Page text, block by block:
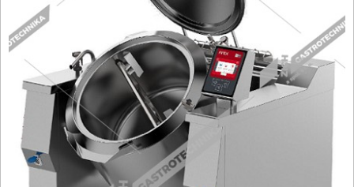
PIZZA technologie
Grilovací desky - Grily
Prostředky-Změkčovače